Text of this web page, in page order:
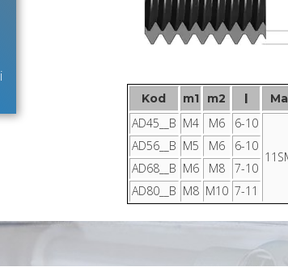
Kod m1 m2 l
AD45__B M4 M6 6-10
AD56__B M5 M6
6-10
AD68__B M6 M8
7-10
AD80__B M8 M10 7-11